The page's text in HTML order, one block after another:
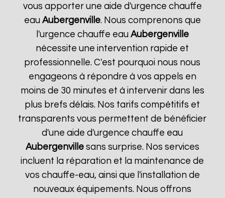
vous apporter une aide d'urgence chauffe
eau Aubergenville. Nous comprenons que
l'urgence chauffe eau Aubergenville
nécessite une intervention rapide et
professionnelle. C'est pourquoi nous nous
engageons à répondre à vos appels en
moins de 30 minutes et à intervenir dans les
plus brefs délais. Nos tarifs compétitifs et
transparents vous permettent de bénéficier
d'une aide d'urgence chauffe eau
Aubergenvillesans surprise. Nos services
incluent la réparation et la maintenance de
vos chauffe-eau, ainsi que l'installation de
nouveaux équipements. Nous offrons